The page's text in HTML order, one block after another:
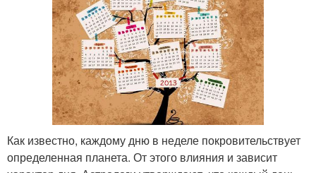
Как известно, каждому дню в неделе покровительствует
определенная планета. От этого влияния и зависит